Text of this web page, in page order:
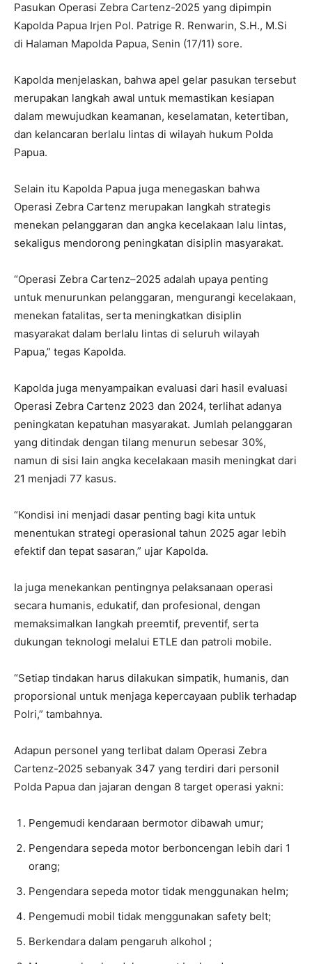
Pasukan Operasi Zebra Cartenz-2025 yang dipimpin
Kapolda Papua Irjen Pol. Patrige R. Renwarin, S.H., M.Si
di Halaman Mapolda Papua, Senin (17/11) sore.
Kapolda menjelaskan, bahwa apel gelar pasukan tersebut
merupakan langkah awal untuk memastikan kesiapan
dalam mewujudkan keamanan, keselamatan, ketertiban,
dan kelancaran berlalu lintas di wilayah hukum Polda
Papua.
Selain itu Kapolda Papua juga menegaskan bahwa
Operasi Zebra Cartenz merupakan langkah strategis
menekan pelanggaran dan angka kecelakaan lalu lintas,
sekaligus mendorong peningkatan disiplin masyarakat.
“Operasi Zebra Cartenz–2025 adalah upaya penting
untuk menurunkan pelanggaran, mengurangi kecelakaan,
menekan fatalitas, serta meningkatkan disiplin
masyarakat dalam berlalu lintas di seluruh wilayah
Papua,” tegas Kapolda.
Kapolda juga menyampaikan evaluasi dari hasil evaluasi
Operasi Zebra Cartenz 2023 dan 2024, terlihat adanya
peningkatan kepatuhan masyarakat. Jumlah pelanggaran
yang ditindak dengan tilang menurun sebesar 30%,
namun di sisi lain angka kecelakaan masih meningkat dari
21 menjadi 77 kasus.
“Kondisi ini menjadi dasar penting bagi kita untuk
menentukan strategi operasional tahun 2025 agar lebih
efektif dan tepat sasaran,” ujar Kapolda.
Ia juga menekankan pentingnya pelaksanaan operasi
secara humanis, edukatif, dan profesional, dengan
memaksimalkan langkah preemtif, preventif, serta
dukungan teknologi melalui ETLE dan patroli mobile.
“Setiap tindakan harus dilakukan simpatik, humanis, dan
proporsional untuk menjaga kepercayaan publik terhadap
Polri,” tambahnya.
Adapun personel yang terlibat dalam Operasi Zebra
Cartenz-2025 sebanyak 347 yang terdiri dari personil
Polda Papua dan jajaran dengan 8 target operasi yakni:
Pengemudi kendaraan bermotor dibawah umur;
Pengendara sepeda motor berboncengan lebih dari 1
orang;
Pengendara sepeda motor tidak menggunakan helm;
Pengemudi mobil tidak menggunakan safety belt;
Berkendara dalam pengaruh alkohol ;